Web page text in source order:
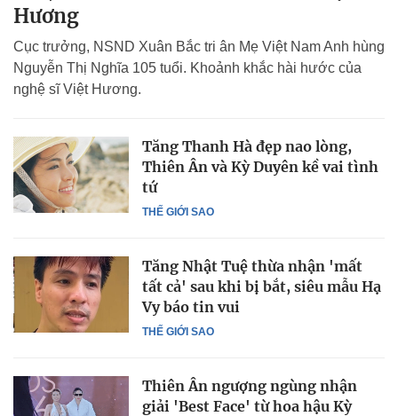
Hương
Cục trưởng, NSND Xuân Bắc tri ân Mẹ Việt Nam Anh hùng
Nguyễn Thị Nghĩa 105 tuổi. Khoảnh khắc hài hước của
nghệ sĩ Việt Hương.
THẾ GIỚI SAO
Tăng Thanh Hà đẹp nao lòng,
Thiên Ân và Kỳ Duyên kề vai tình
tứ
THẾ GIỚI SAO
Tăng Nhật Tuệ thừa nhận 'mất
tất cả' sau khi bị bắt, siêu mẫu Hạ
Vy báo tin vui
Thiên Ân ngượng ngùng nhận
giải 'Best Face' từ hoa hậu Kỳ